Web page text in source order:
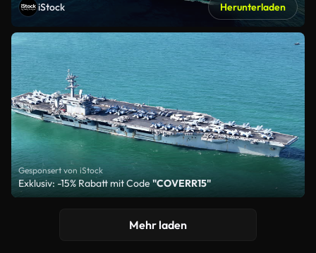
iStock Herunterladen
Gesponsert von iStock
Exklusiv: -15% Rabatt mit Code "COVERR15"
Mehr laden